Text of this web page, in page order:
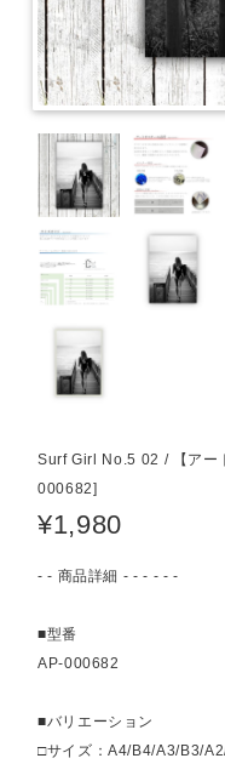
Surf Girl No.5 02 / 【アー
000682]
¥1,980
- - 商品詳細 - - - - - -
■型番
AP-000682
■バリエーション
□サイズ：A4/B4/A3/B3/